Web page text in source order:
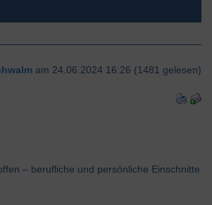
am 24.06.2024 16:26 (1481 gelesen)
– berufliche und persönliche Einschnitte